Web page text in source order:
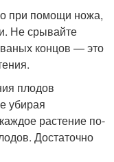
при помощи ножа,
Не срывайте
концов — это
плодов
убирая
растение по-
Достаточно